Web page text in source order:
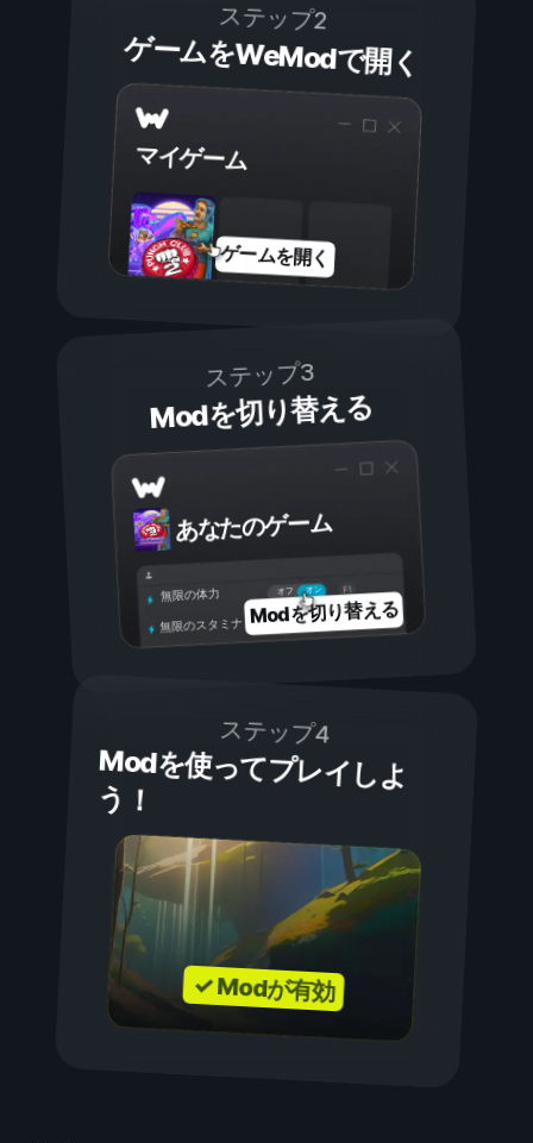
ステップ2
ゲームをWeModで開く
マイゲーム
ゲームを開く
ステップ3
Modを切り替える
あなたのゲーム
オン
オフ
無限の体力
無限のスタミナ Modを切り替える
ステップ4
Modを使ってプレイしよ
う！
✓ Modが有効